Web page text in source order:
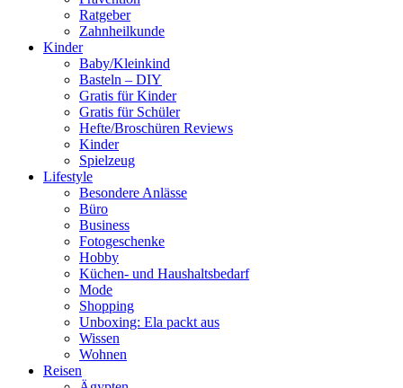
Ratgeber
Zahnheilkunde
Kinder
Baby/Kleinkind
Basteln – DIY
Gratis für Kinder
Gratis für Schüler
Hefte/Broschüren Reviews
Kinder
Spielzeug
Lifestyle
Besondere Anlässe
Büro
Business
Fotogeschenke
Hobby
Küchen- und Haushaltsbedarf
Mode
Shopping
Unboxing: Ela packt aus
Wissen
Wohnen
Reisen